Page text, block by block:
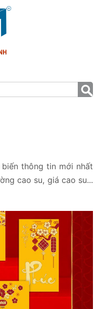
thông tin mới nhất
cao su, giá cao su...